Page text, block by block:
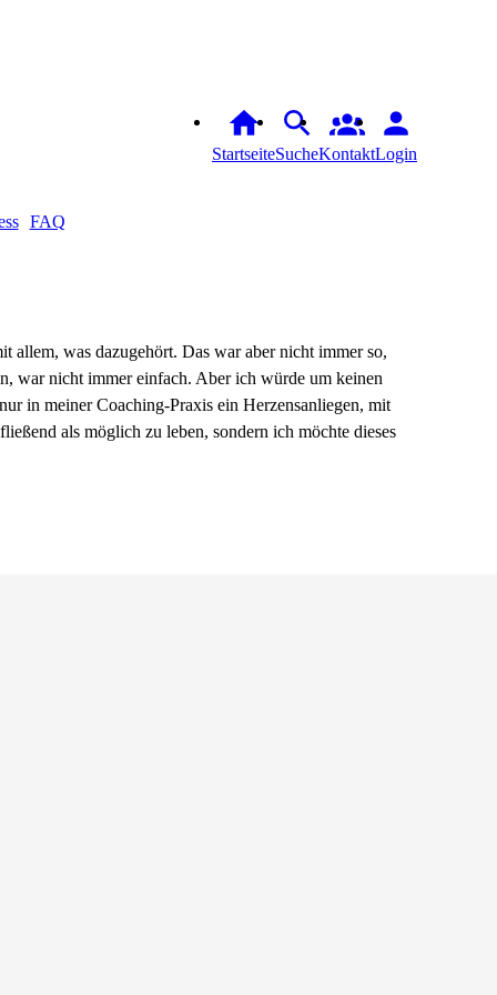
StartseiteSucheKontaktLogin
FAQ
allem, was dazugehört. Das war aber nicht immer so,
war nicht immer einfach. Aber ich würde um keinen
in meiner Coaching-Praxis ein Herzensanliegen, mit
als möglich zu leben, sondern ich möchte dieses